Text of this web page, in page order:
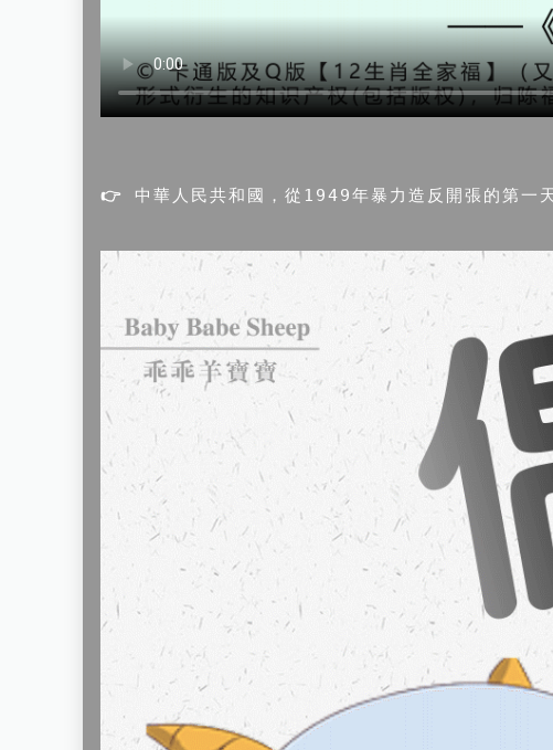
👉 中華人民共和國，從1949年暴力造反開張的第一